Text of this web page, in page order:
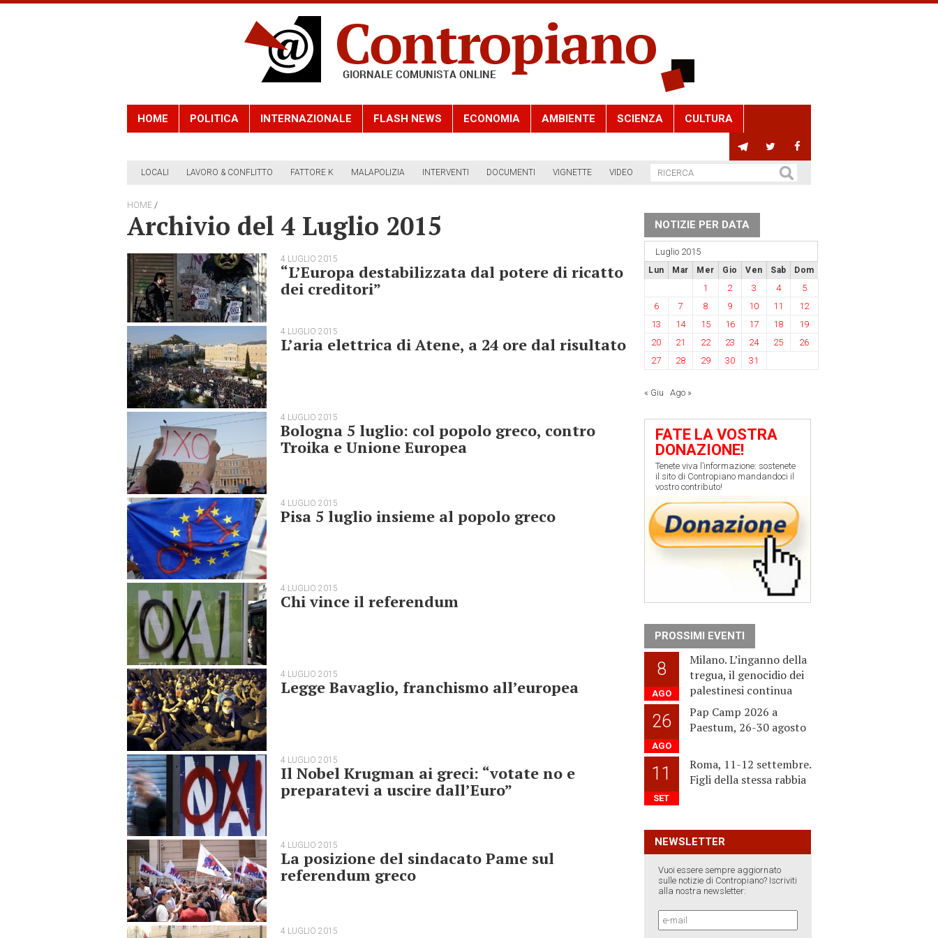
HOME POLITICA INTERNAZIONALE FLASH NEWS ECONOMIA AMBIENTE SCIENZA CULTURA
LOCALI LAVORO & CONFLITTO FATTORE K MALAPOLIZIA INTERVENTI DOCUMENTI VIGNETTE VIDEO
HOME /
Archivio del 4 Luglio 2015
4 LUGLIO 2015
“L’Europa destabilizzata dal potere di ricatto
dei creditori”
4 LUGLIO 2015
L’aria elettrica di Atene, a 24 ore dal risultato
4 LUGLIO 2015
Bologna 5 luglio: col popolo greco, contro
Troika e Unione Europea
4 LUGLIO 2015
Pisa 5 luglio insieme al popolo greco
4 LUGLIO 2015
Chi vince il referendum
4 LUGLIO 2015
Legge Bavaglio, franchismo all’europea
4 LUGLIO 2015
Il Nobel Krugman ai greci: “votate no e
preparatevi a uscire dall’Euro”
4 LUGLIO 2015
La posizione del sindacato Pame sul
referendum greco
4 LUGLIO 2015
NOTIZIE PER DATA
Luglio 2015
Lun Mar Mer Gio Ven Sab Dom
1 2 3 4
5
6
7 8 9 10 11
12
13
14 15 16 17 18
19
20
21 22 23 24 25
26
27
28 29 30 31
« Giu Ago »
FATE LA VOSTRA
DONAZIONE!
Tenete viva l’informazione: sostenete
il sito di Contropiano mandandoci il
vostro contributo!
PROSSIMI EVENTI
8
AGO
Milano. L’inganno della
tregua, il genocidio dei
palestinesi continua
26
AGO
Pap Camp 2026 a
Paestum, 26-30 agosto
11
SET
Roma, 11-12 settembre.
Figli della stessa rabbia
NEWSLETTER
Vuoi essere sempre aggiornato
sulle notizie di Contropiano? Iscriviti
alla nostra newsletter: